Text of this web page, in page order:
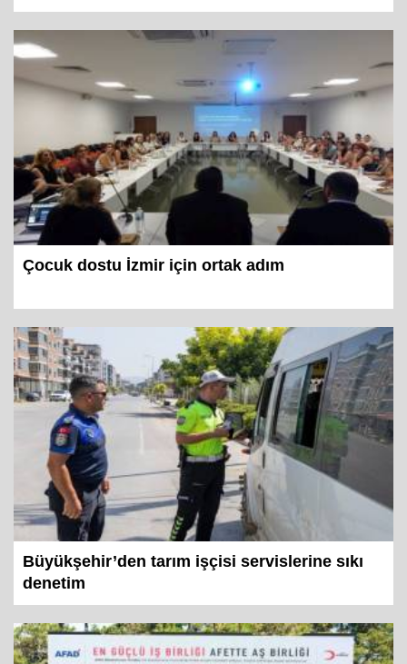
Çocuk dostu İzmir için ortak adım
Büyükşehir’den tarım işçisi servislerine sıkı
denetim